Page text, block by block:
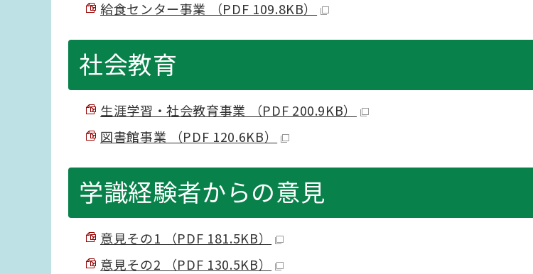
給食センター事業 （PDF 109.8KB）
社会教育
生涯学習・社会教育事業 （PDF 200.9KB）
図書館事業 （PDF 120.6KB）
学識経験者からの意見
意見その1 （PDF 181.5KB）
意見その2 （PDF 130.5KB）